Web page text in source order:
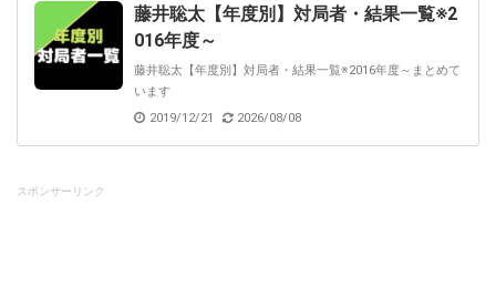
藤井聡太【年度別】対局者・結果一覧※2
016年度～
藤井聡太【年度別】対局者・結果一覧※2016年度～まとめて
います
2019/12/21
2026/08/08
スポンサーリンク